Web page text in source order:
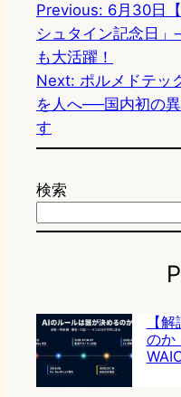
Previous: 6月30日
シュタイン記念日
も大活躍！
Next: ポルメドテッ
を人へ──国内初の
す
検索
【
のか